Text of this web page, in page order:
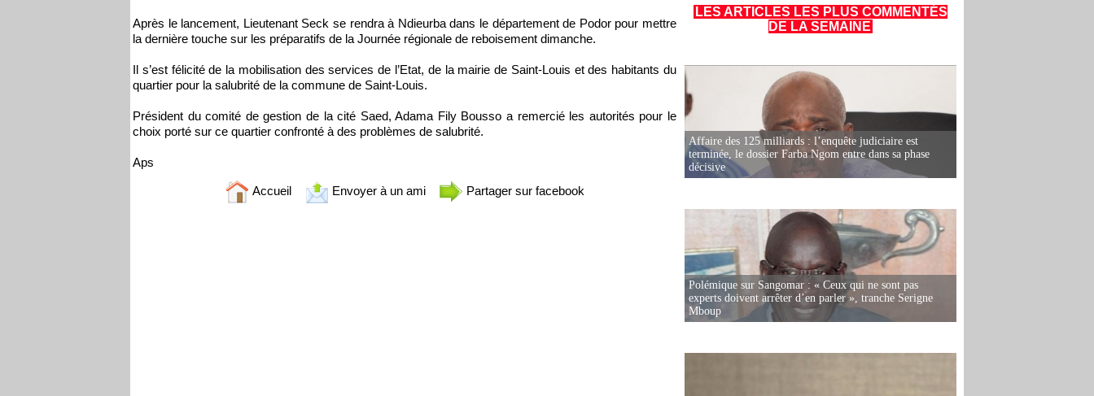
Après le lancement, Lieutenant Seck se rendra à Ndieurba dans le département de Podor pour mettre
la dernière touche sur les préparatifs de la Journée régionale de reboisement dimanche.
Il s’est félicité de la mobilisation des services de l’Etat, de la mairie de Saint-Louis et des habitants du
quartier pour la salubrité de la commune de Saint-Louis.
Président du comité de gestion de la cité Saed, Adama Fily Bousso a remercié les autorités pour le
choix porté sur ce quartier confronté à des problèmes de salubrité.
Aps
Accueil Envoyer à un ami Partager sur facebook
LES ARTICLES LES PLUS COMMENTÉS
DE LA SEMAINE
Affaire des 125 milliards : l’enquête judiciaire est
terminée, le dossier Farba Ngom entre dans sa phase
décisive
Polémique sur Sangomar : « Ceux qui ne sont pas
experts doivent arrêter d’en parler », tranche Serigne
Mboup